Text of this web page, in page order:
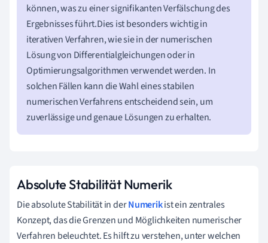
können, was zu einer signifikanten Verfälschung des
Ergebnisses führt.Dies ist besonders wichtig in
iterativen Verfahren, wie sie in der numerischen
Lösung von Differentialgleichungen oder in
Optimierungsalgorithmen verwendet werden. In
solchen Fällen kann die Wahl eines stabilen
numerischen Verfahrens entscheidend sein, um
zuverlässige und genaue Lösungen zu erhalten.
Absolute Stabilität Numerik
Die absolute Stabilität in derNumerikist ein zentrales
Konzept, das die Grenzen und Möglichkeiten numerischer
Verfahren beleuchtet. Es hilft zu verstehen, unter welchen